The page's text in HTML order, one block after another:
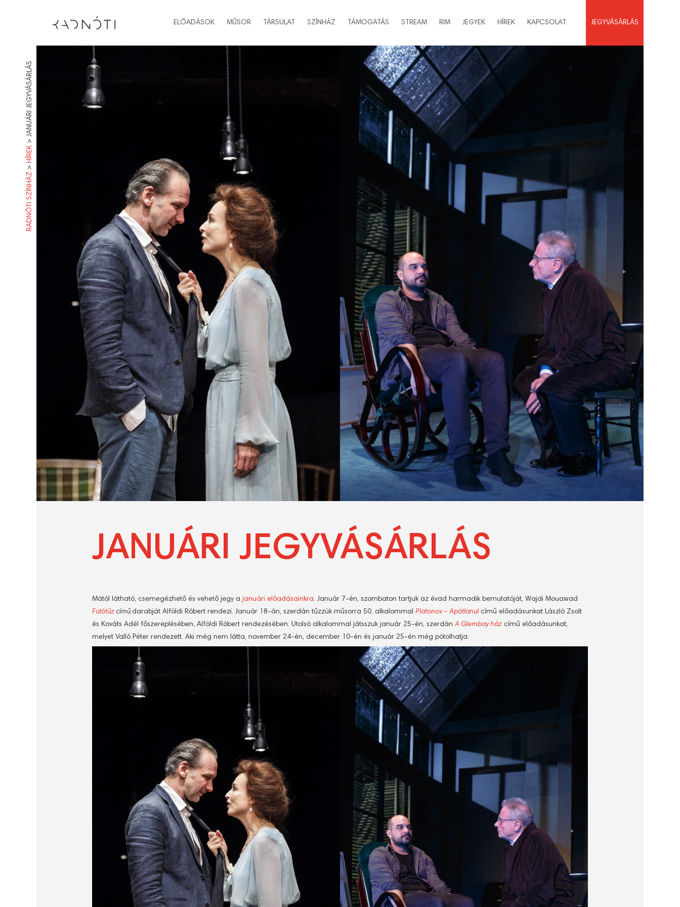
ELŐADÁSOK MŰSOR TÁRSULAT SZÍNHÁZ TÁMOGATÁS STREAM RIM JEGYEK HÍREK KAPCSOLAT JEGYVÁSÁRLÁS
RADNÓTI SZÍNHÁZ
>
HÍREK
>
JANUÁRI JEGYVÁSÁRLÁS
JANUÁRI JEGYVÁSÁRLÁS
Mától látható, csemegézhető és vehető jegy a januári előadásainkra. Január 7-én, szombaton tartjuk az évad harmadik bemutatóját, Wajdi Mouawad
Futótűz című darabját Alföldi Róbert rendezi. Január 18-án, szerdán tűzzük műsorra 50. alkalommal Platonov – Apátlanul című előadásunkat László Zsolt
és Kováts Adél főszereplésében, Alföldi Róbert rendezésében. Utolsó alkalommal játsszuk január 25-én, szerdán A Glembay ház című előadásunkat,
melyet Valló Péter rendezett. Aki még nem látta, november 24-én, december 10-én és január 25-én még pótolhatja.